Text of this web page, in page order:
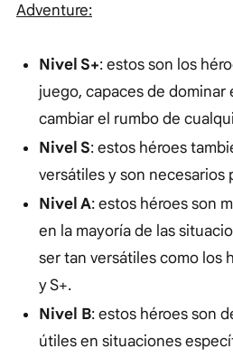
Adventure:
Nivel S+: estos son los
juego, capaces de dominar
cambiar el rumbo de
Nivel S: estos héroes
versátiles y son necesarios
Nivel A: estos héroes son
en la mayoría de las
ser tan versátiles como los
y S+.
Nivel B: estos héroes son
útiles en situaciones